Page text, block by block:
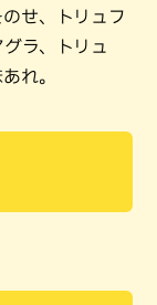
せ、トリュフ
ラ、トリュ
れ。